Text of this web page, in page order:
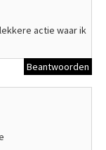
actie waar ik
Beantwoorden